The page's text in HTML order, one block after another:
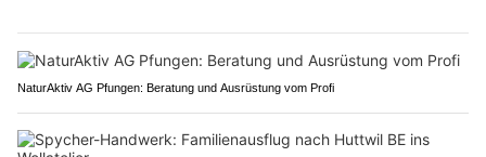
NaturAktiv AG Pfungen: Beratung und Ausrüstung vom Profi